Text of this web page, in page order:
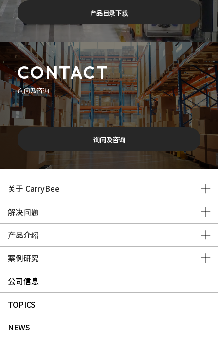
产品目录下载
CONTACT
询问及咨询
询问及咨询
关于 CarryBee
解决问题
产品介绍
案例研究
公司信息
TOPICS
NEWS